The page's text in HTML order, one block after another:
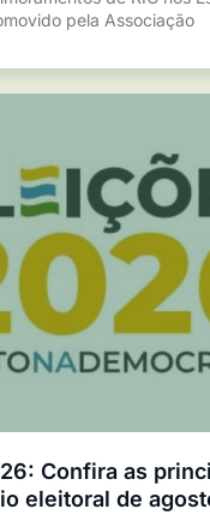
pela Associação
Confira as
eleitoral de